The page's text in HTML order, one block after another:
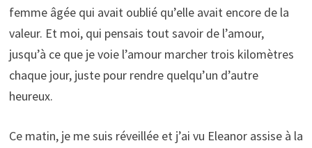
femme âgée qui avait oublié qu’elle avait encore de la
valeur. Et moi, qui pensais tout savoir de l’amour,
jusqu’à ce que je voie l’amour marcher trois kilomètres
chaque jour, juste pour rendre quelqu’un d’autre
heureux.
Ce matin, je me suis réveillée et j’ai vu Eleanor assise à la